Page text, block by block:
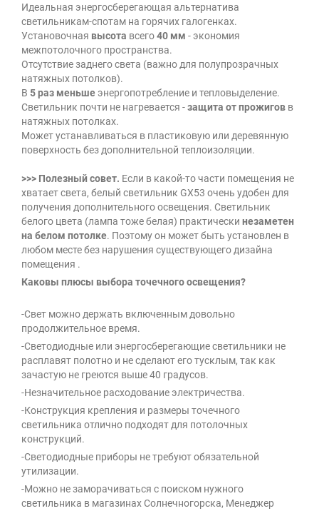
Идеальная энергосберегающая альтернатива
светильникам-спотам на горячих галогенках.
Установочная высота всего40 мм - экономия
межпотолочного пространства.
Отсутствие заднего света (важно для полупрозрачных
натяжных потолков).
В 5 раз меньшеэнергопотребление и тепловыделение.
Светильник почти не нагревается -защита от прожигов в
натяжных потолках.
Может устанавливаться в пластиковую или деревянную
поверхность без дополнительной теплоизоляции.
>>> Полезный совет. Если в какой-то части помещения не
хватает света, белый светильник GX53 очень удобен для
получения дополнительного освещения. Светильник
белого цвета (лампа тоже белая) практически незаметен
на белом потолке. Поэтому он может быть установлен в
любом месте без нарушения существующего дизайна
помещения .
Каковы плюсы выбора точечного освещения?
-Свет можно держать включенным довольно
продолжительное время.
-Светодиодные или энергосберегающие светильники не
расплавят полотно и не сделают его тусклым, так как
зачастую не греются выше 40 градусов.
-Незначительное расходование электричества.
-Конструкция крепления и размеры точечного
светильника отлично подходят для потолочных
конструкций.
-Светодиодные приборы не требуют обязательной
утилизации.
-Можно не заморачиваться с поиском нужного
светильника в магазинах Солнечногорска, Менеджер